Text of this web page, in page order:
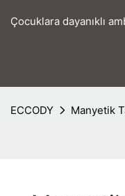
Çocuklara dayanıklı
ECCODY Manyetik